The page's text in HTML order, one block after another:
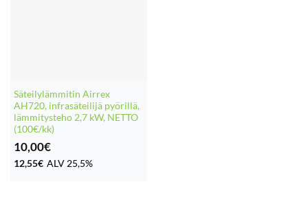
Säteilylämmitin Airrex
AH720, infrasäteilijä pyörillä,
lämmitysteho 2,7 kW, NETTO
(100€/kk)
10,00€
12,55€ ALV 25,5%